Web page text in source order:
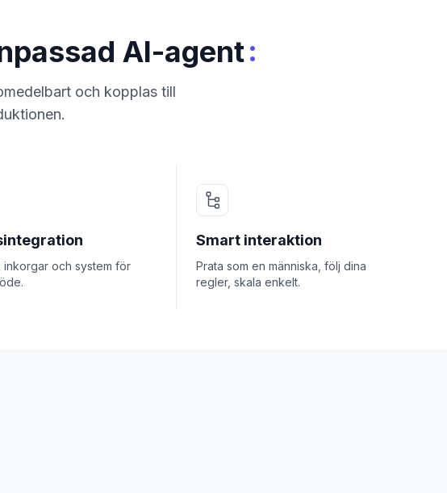
AI-agent:
och kopplas till
inkorgar och system för
Smart interaktion
Prata som en människa, följ dina
regler, skala enkelt.